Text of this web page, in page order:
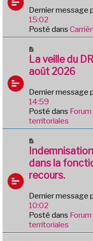
a
g
e
v
e
a
u
e
s
s
g
e
Dernier message
15:02
Posté dans
o
u
v
a
u
m
e
a
g
e
La veille du
août 2026
Dernier message
14:59
Posté dans
territoriales
o
u
v
e
u
m
e
s
s
dans la
recours.
Dernier message
10:02
Posté dans
territoriales